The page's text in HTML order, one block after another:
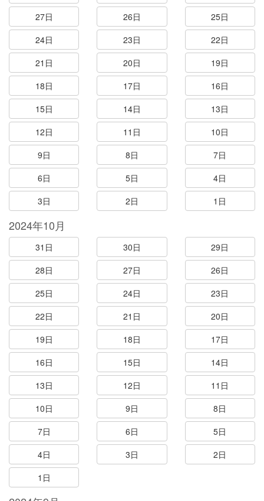
27日
26日
25日
24日
23日
22日
21日
20日
19日
18日
17日
16日
15日
14日
13日
12日
11日
10日
9日
8日
7日
6日
5日
4日
3日
2日 1日
2024年10月
31日 30日
29日
28日
27日
26日
25日
24日
23日
22日
21日
20日
19日
18日
17日
16日
15日
14日
13日
12日
11日
10日
9日
8日
7日
6日
5日
4日
3日
2日
1日